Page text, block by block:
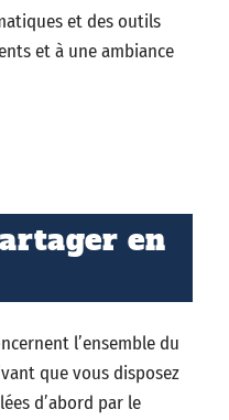
et des outils
et à une ambiance
en
l’ensemble du
que vous disposez
d’abord par le